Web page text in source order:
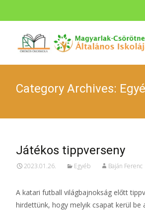
Category Archives:
Játékos tippverseny
2023.01.26. Egyéb Baján Ferenc
A katari futball világbajnokság előtt
hirdettünk, hogy melyik csapat kerül be